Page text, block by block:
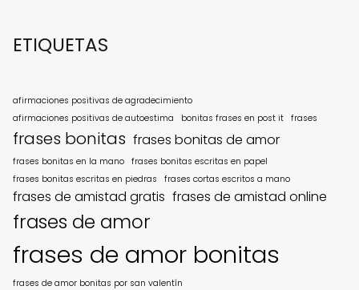
ETIQUETAS
afirmaciones positivas de agradecimiento
afirmaciones positivas de autoestima
bonitas frases en post it frases
frases bonitas frases bonitas de amor
frases bonitas en la mano frases bonitas escritas en papel
frases bonitas escritas en piedras
frases cortas escritos a mano
frases de amistad gratis frases de amistad online
frases de amor
frases de amor bonitas
frases de amor bonitas por san valentín